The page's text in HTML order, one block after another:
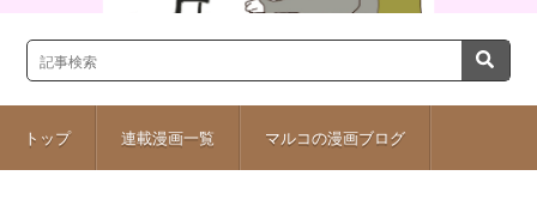
トップ 連載漫画一覧 マルコの漫画ブログ